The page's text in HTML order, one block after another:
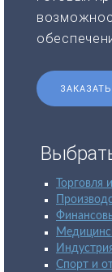
Торговля
Спорт и